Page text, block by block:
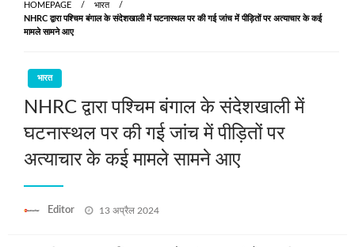
HOMEPAGE
भारत
NHRC द्वारा पश्चिम बंगाल के संदेशखाली में घटनास्‍थल पर की गई जांच में पीड़ितों पर अत्याचार के कई
मामले सामने आए
भारत
NHRC द्वारा पश्चिम बंगाल के संदेशखाली में
घटनास्‍थल पर की गई जांच में पीड़ितों पर
अत्याचार के कई मामले सामने आए
Editor
Posted
13 अप्रैल 2024